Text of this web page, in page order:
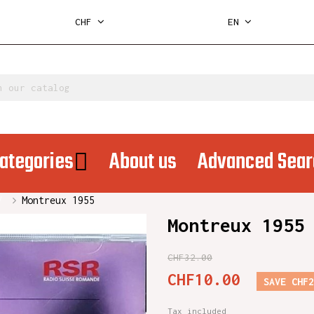
CHF EN
About us Advanced
Montreux 1955
Montreux 1955
CHF32.00
CHF10.00 SAVE
Tax included